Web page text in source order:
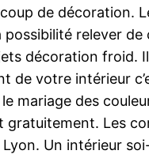
de décoration.
relever
décoration froid.
de votre intérieur
mariage des
Les
Lyon. Un intérieur